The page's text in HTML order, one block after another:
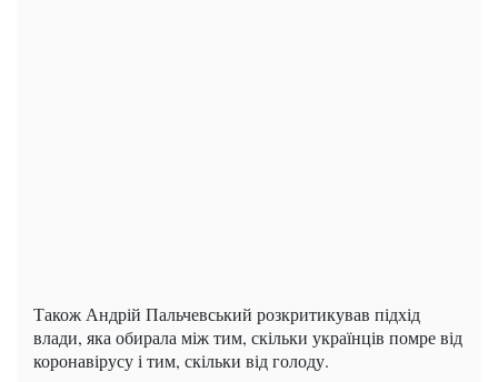
Також Андрій Пальчевський розкритикував підхід
влади, яка обирала між тим, скільки українців помре від
коронавірусу і тим, скільки від голоду.